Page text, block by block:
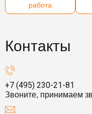
работа
Контакты
+7 (495) 230-21-81
Звоните, принимаем